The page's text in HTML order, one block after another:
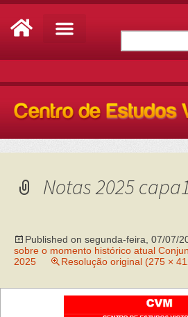
Notas 2025 capa1
Published on segunda-feira, 07/07/
sobre o momento histórico atual
2025
Resolução original (275 ×